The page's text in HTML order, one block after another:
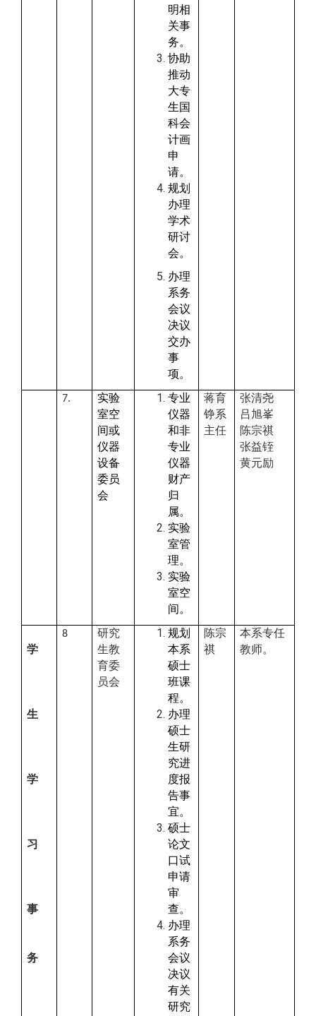
明相
关事
务。
协助
推动
大专
生国
科会
计画
申
请。
规划
办理
学术
研讨
会。
办理
系务
会议
决议
交办
事
项。
7.
实验
室空
间或
仪器
设备
委员
会
专业
仪器
和非
专业
仪器
财产
归
属。
实验
室管
理。
实验
室空
间。
蒋育
铮系
主任
张清尧
吕旭峯
陈宗祺
张益铚
黄元励
学
生
学
习
事
务
8
研究
生教
育委
员会
规划
本系
硕士
班课
程。
办理
硕士
生研
究进
度报
告事
宜。
硕士
论文
口试
申请
审
查。
办理
系务
会议
决议
有关
研究
陈宗
祺
本系专任
教师。